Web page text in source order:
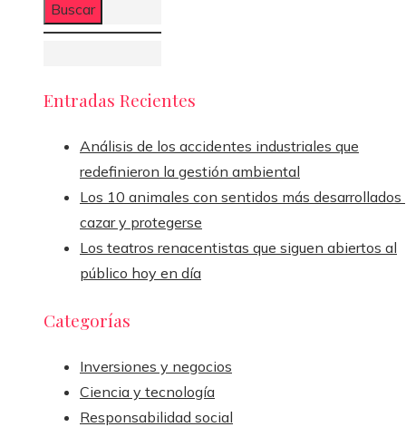
Entradas Recientes
Análisis de los accidentes industriales que
redefinieron la gestión ambiental
Los 10 animales con sentidos más desarrollados
cazar y protegerse
Los teatros renacentistas que siguen abiertos al
público hoy en día
Categorías
Inversiones y negocios
Ciencia y tecnología
Responsabilidad social